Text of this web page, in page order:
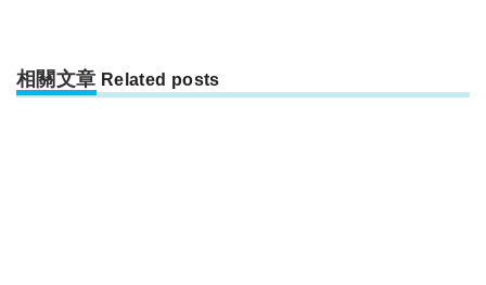
相關文章 Related posts